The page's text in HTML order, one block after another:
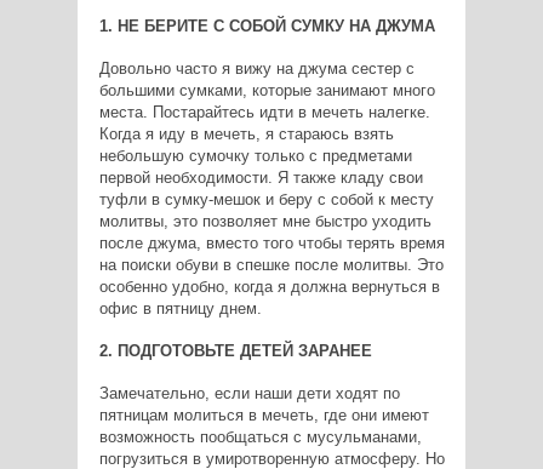
1. НЕ БЕРИТЕ С СОБОЙ СУМКУ НА ДЖУМА
Довольно часто я вижу на джума сестер с
большими сумками, которые занимают много
места. Постарайтесь идти в мечеть налегке.
Когда я иду в мечеть, я стараюсь взять
небольшую сумочку только с предметами
первой необходимости. Я также кладу свои
туфли в сумку-мешок и беру с собой к месту
молитвы, это позволяет мне быстро уходить
после джума, вместо того чтобы терять время
на поиски обуви в спешке после молитвы. Это
особенно удобно, когда я должна вернуться в
офис в пятницу днем.
2. ПОДГОТОВЬТЕ ДЕТЕЙ ЗАРАНЕЕ
Замечательно, если наши дети ходят по
пятницам молиться в мечеть, где они имеют
возможность пообщаться с мусульманами,
погрузиться в умиротворенную атмосферу. Но